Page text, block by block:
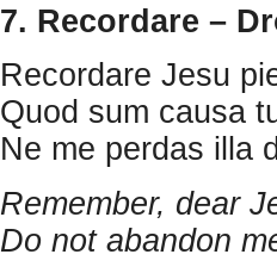
7. Recordare –
Recordare Jesu
Quod sum causa
Ne me perdas illa
Remember, dear
Do not abandon